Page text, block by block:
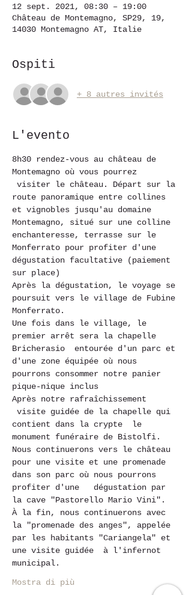
12 sept. 2021, 08:30 – 19:00
Château de Montemagno, SP29, 19,
14030 Montemagno AT, Italie
Ospiti
+ 8 autres invités
L'evento
8h30 rendez-vous au château de
Montemagno où vous pourrez
visiter le château. Départ sur la
route panoramique entre collines
et vignobles jusqu'au domaine
Montemagno, situé sur une colline
enchanteresse, terrasse sur le
Monferrato pour profiter d'une
dégustation facultative (paiement
sur place)
Après la dégustation, le voyage se
poursuit vers le village de Fubine
Monferrato.
Une fois dans le village, le
premier arrêt sera la chapelle
Bricherasio  entourée d'un parc et
d'une zone équipée où nous
pourrons consommer notre panier
pique-nique inclus
Après notre rafraîchissement
visite guidée de la chapelle qui
contient dans la crypte  le
monument funéraire de Bistolfi.
Nous continuerons vers le château
pour une visite et une promenade
dans son parc où nous pourrons
profiter d'une   dégustation par
la cave "Pastorello Mario Vini".
À la fin, nous continuerons avec
la "promenade des anges", appelée
par les habitants "Cariangela" et
une visite guidée  à l'infernot
municipal.
Mostra di più